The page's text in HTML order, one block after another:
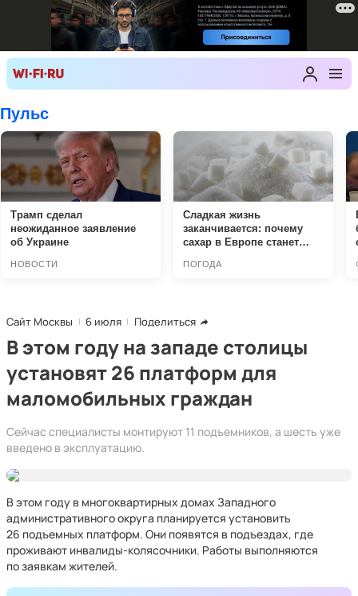
Сайт Москвы 6 июля Поделиться
В этом году на западе столицы
установят 26 платформ для
маломобильных граждан
Сейчас специалисты монтируют 11 подъемников, а шесть уже
введено в эксплуатацию.
В этом году в многоквартирных домах Западного
административного округа планируется установить
26 подъемных платформ. Они появятся в подъездах, где
проживают инвалиды-колясочники. Работы выполняются
по заявкам жителей.